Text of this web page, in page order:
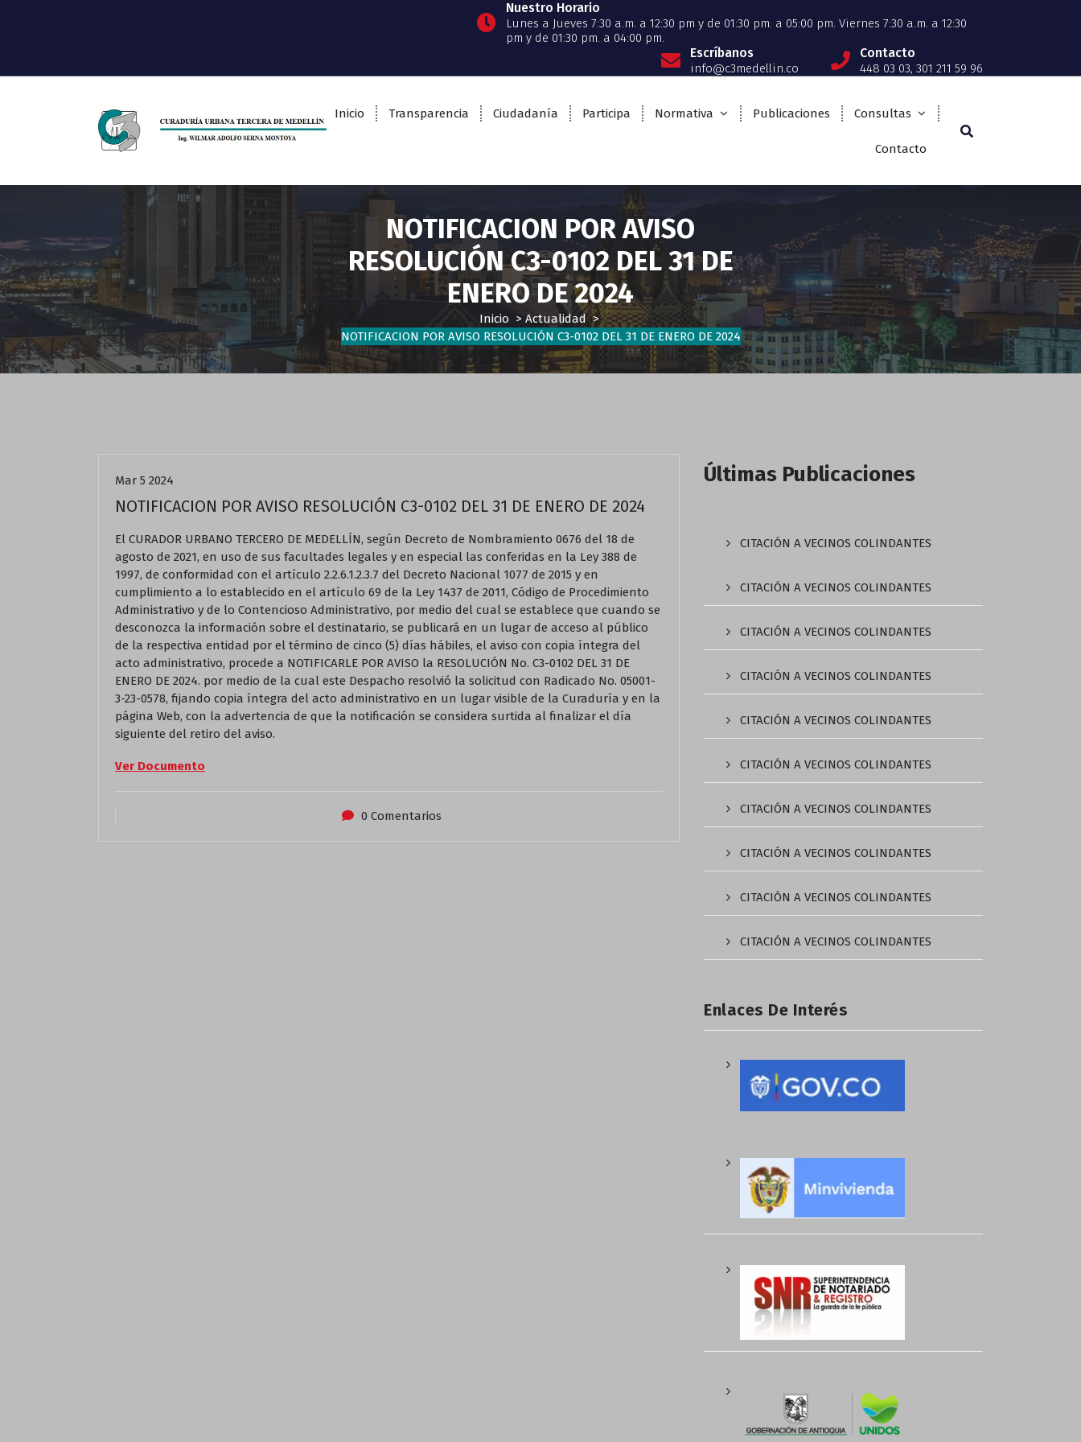
Nuestro Horario
Lunes a Jueves 7:30 a.m. a 12:30 pm y de 01:30 pm. a 05:00 pm. Viernes 7:30 a.m. a 12:30
pm y de 01:30 pm. a 04:00 pm.
Escríbanos
info@c3medellin.co
Contacto
448 03 03, 301 211 59 96
Inicio Transparencia Ciudadanía Participa Normativa Publicaciones Consultas
Contacto
NOTIFICACION POR AVISO
RESOLUCIÓN C3-0102 DEL 31 DE
ENERO DE 2024
Inicio > Actualidad>
NOTIFICACION POR AVISO RESOLUCIÓN C3-0102 DEL 31 DE ENERO DE 2024
Mar 5 2024
NOTIFICACION POR AVISO RESOLUCIÓN C3-0102 DEL 31 DE ENERO DE 2024
El CURADOR URBANO TERCERO DE MEDELLÍN, según Decreto de Nombramiento 0676 del 18 de
agosto de 2021, en uso de sus facultades legales y en especial las conferidas en la Ley 388 de
1997, de conformidad con el artículo 2.2.6.1.2.3.7 del Decreto Nacional 1077 de 2015 y en
cumplimiento a lo establecido en el artículo 69 de la Ley 1437 de 2011, Código de Procedimiento
Administrativo y de lo Contencioso Administrativo, por medio del cual se establece que cuando se
desconozca la información sobre el destinatario, se publicará en un lugar de acceso al público
de la respectiva entidad por el término de cinco (5) días hábiles, el aviso con copia íntegra del
acto administrativo, procede a NOTIFICARLE POR AVISO la RESOLUCIÓN No. C3-0102 DEL 31 DE
ENERO DE 2024. por medio de la cual este Despacho resolvió la solicitud con Radicado No. 05001-
3-23-0578, fijando copia íntegra del acto administrativo en un lugar visible de la Curaduría y en la
página Web, con la advertencia de que la notificación se considera surtida al finalizar el día
siguiente del retiro del aviso.
Ver Documento
0 Comentarios
Últimas Publicaciones
CITACIÓN A VECINOS COLINDANTES
CITACIÓN A VECINOS COLINDANTES
CITACIÓN A VECINOS COLINDANTES
CITACIÓN A VECINOS COLINDANTES
CITACIÓN A VECINOS COLINDANTES
CITACIÓN A VECINOS COLINDANTES
CITACIÓN A VECINOS COLINDANTES
CITACIÓN A VECINOS COLINDANTES
CITACIÓN A VECINOS COLINDANTES
CITACIÓN A VECINOS COLINDANTES
Enlaces De Interés